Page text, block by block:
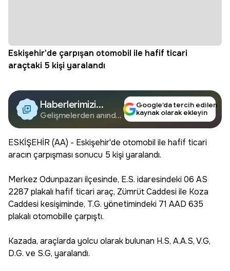
Eskişehir'de çarpışan otomobil ile hafif ticari
araçtaki 5 kişi yaralandı
Haberlerimizi
Google'da Takip
Edin
Gelişmelerden anında
Google’da tercih edilen
kaynak olarak ekleyin
ESKİŞEHİR (AA) - Eskişehir'de otomobil ile hafif ticari
aracın çarpışması sonucu 5 kişi yaralandı.
Merkez Odunpazarı ilçesinde, E.S. idaresindeki 06 AS
2287 plakalı hafif ticari araç, Zümrüt Caddesi ile Koza
Caddesi kesişiminde, T.G. yönetimindeki 71 AAD 635
plakalı otomobille çarpıştı.
Kazada, araçlarda yolcu olarak bulunan H.S, A.A.S, V.G,
D.G. ve S.G, yaralandı.